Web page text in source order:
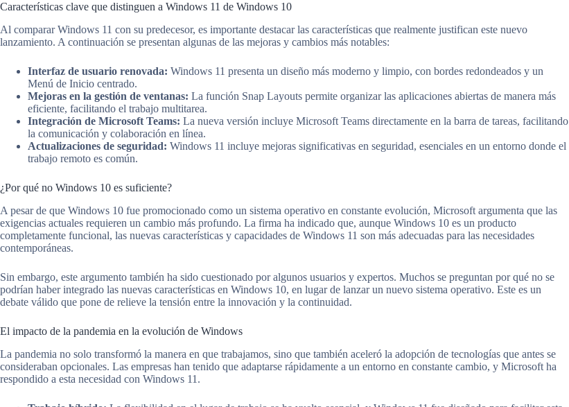
Características clave que distinguen a Windows 11 de Windows 10
Al comparar Windows 11 con su predecesor, es importante destacar las características que realmente justifican este nuevo
lanzamiento. A continuación se presentan algunas de las mejoras y cambios más notables:
Interfaz de usuario renovada: Windows 11 presenta un diseño más moderno y limpio, con bordes redondeados y un
Menú de Inicio centrado.
Mejoras en la gestión de ventanas: La función Snap Layouts permite organizar las aplicaciones abiertas de manera más
eficiente, facilitando el trabajo multitarea.
Integración de Microsoft Teams: La nueva versión incluye Microsoft Teams directamente en la barra de tareas, facilitando
la comunicación y colaboración en línea.
Actualizaciones de seguridad: Windows 11 incluye mejoras significativas en seguridad, esenciales en un entorno donde el
trabajo remoto es común.
¿Por qué no Windows 10 es suficiente?
A pesar de que Windows 10 fue promocionado como un sistema operativo en constante evolución, Microsoft argumenta que las
exigencias actuales requieren un cambio más profundo. La firma ha indicado que, aunque Windows 10 es un producto
completamente funcional, las nuevas características y capacidades de Windows 11 son más adecuadas para las necesidades
contemporáneas.
Sin embargo, este argumento también ha sido cuestionado por algunos usuarios y expertos. Muchos se preguntan por qué no se
podrían haber integrado las nuevas características en Windows 10, en lugar de lanzar un nuevo sistema operativo. Este es un
debate válido que pone de relieve la tensión entre la innovación y la continuidad.
El impacto de la pandemia en la evolución de Windows
La pandemia no solo transformó la manera en que trabajamos, sino que también aceleró la adopción de tecnologías que antes se
consideraban opcionales. Las empresas han tenido que adaptarse rápidamente a un entorno en constante cambio, y Microsoft ha
respondido a esta necesidad con Windows 11.